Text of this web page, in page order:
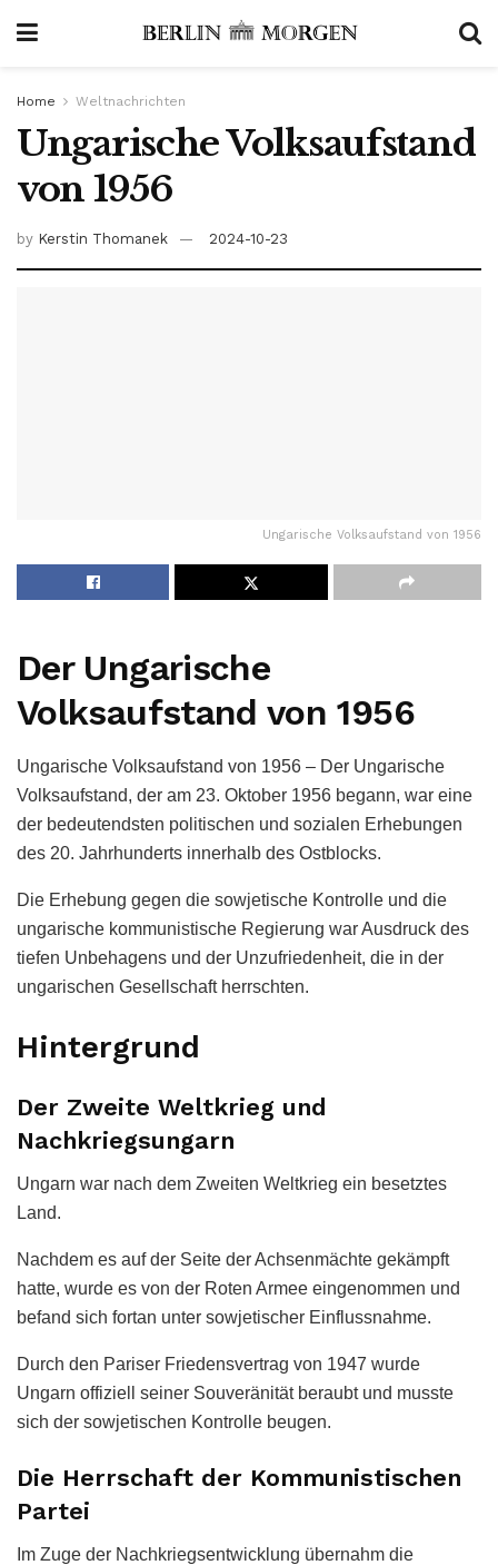
Home Weltnachrichten
Ungarische Volksaufstand
von 1956
by Kerstin Thomanek 2024-10-23
Ungarische Volksaufstand von 1956
Der Ungarische
Volksaufstand von 1956
Ungarische Volksaufstand von 1956 – Der Ungarische
Volksaufstand, der am 23. Oktober 1956 begann, war eine
der bedeutendsten politischen und sozialen Erhebungen
des 20. Jahrhunderts innerhalb des Ostblocks.
Die Erhebung gegen die sowjetische Kontrolle und die
ungarische kommunistische Regierung war Ausdruck des
tiefen Unbehagens und der Unzufriedenheit, die in der
ungarischen Gesellschaft herrschten.
Hintergrund
Der Zweite Weltkrieg und
Nachkriegsungarn
Ungarn war nach dem Zweiten Weltkrieg ein besetztes
Land.
Nachdem es auf der Seite der Achsenmächte gekämpft
hatte, wurde es von der Roten Armee eingenommen und
befand sich fortan unter sowjetischer Einflussnahme.
Durch den Pariser Friedensvertrag von 1947 wurde
Ungarn offiziell seiner Souveränität beraubt und musste
sich der sowjetischen Kontrolle beugen.
Die Herrschaft der Kommunistischen
Partei
Im Zuge der Nachkriegsentwicklung übernahm die